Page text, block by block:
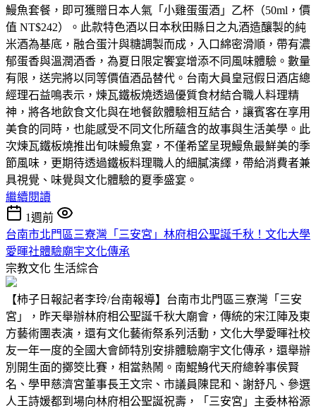
鰻魚套餐，即可獲贈日本人氣「小雞蛋蛋酒」乙杯（50ml，價
值 NT$242）。此款特色酒以日本秋田縣日之丸酒造釀製的純
米酒為基底，融合蛋汁與糖調製而成，入口綿密滑順，帶有濃
郁蛋香與溫潤酒香，為夏日限定饗宴增添不同風味體驗。數量
有限，送完將以同等價值酒品替代。台南大員皇冠假日酒店總
經理石益鳴表示，煉瓦鐵板燒透過優質食材結合職人料理精
神，將各地飲食文化與在地餐飲體驗相互結合，讓賓客在享用
美食的同時，也能感受不同文化所蘊含的故事與生活美學。此
次煉瓦鐵板燒推出旬味鰻魚宴，不僅希望呈現鰻魚最鮮美的季
節風味，更期待透過鐵板料理職人的細膩演繹，帶給消費者兼
具視覺、味覺與文化體驗的夏季盛宴。
繼續閱讀
1週前
台南市北門區三寮灣「三安宮」林府相公聖誕千秋！文化大學
愛暉社體驗廟宇文化傳承
宗教文化 生活綜合
【柿子日報記者李玲/台南報導】台南市北門區三寮灣「三安
宮」，昨天舉辦林府相公聖誕千秋大廟會，傳統的宋江陣及東
方藝術團表演，還有文化藝術祭系列活動，文化大學愛暉社校
友一年一度的全國大會師特別安排體驗廟宇文化傳承，還舉辦
別開生面的擲筊比賽，相當熱鬧。南鯤鯓代天府總幹事侯賢
名、學甲慈濟宮董事長王文宗、市議員陳昆和、謝舒凡、參選
人王詩媛都到場向林府相公聖誕祝壽，「三安宮」主委林裕源